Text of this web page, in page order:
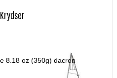
8.18 oz (350g) dacron